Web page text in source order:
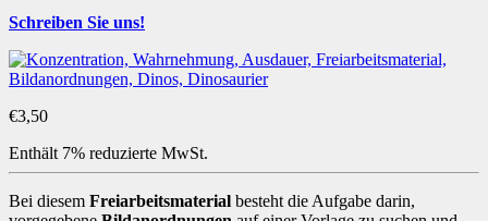
Schreiben Sie uns!
€3,50
Enthält 7% reduzierte MwSt.
Bei diesem Freiarbeitsmaterial besteht die Aufgabe darin,